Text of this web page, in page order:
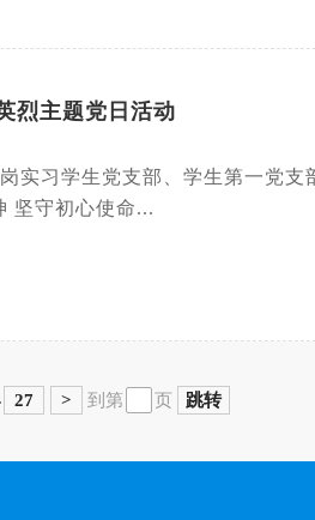
烈主题党日活动
实习学生党支部、学生第一党
坚守初心使命...
27 > 到第 页 跳转